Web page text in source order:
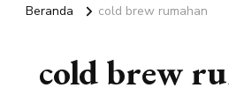
Beranda cold brew rumahan
cold brew